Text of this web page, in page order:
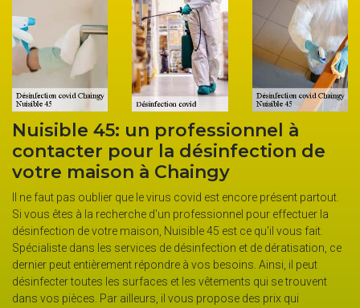
Nuisible 45: un professionnel à
contacter pour la désinfection de
votre maison à Chaingy
Il ne faut pas oublier que le virus covid est encore présent partout.
Si vous êtes à la recherche d'un professionnel pour effectuer la
désinfection de votre maison, Nuisible 45 est ce qu'il vous fait.
Spécialiste dans les services de désinfection et de dératisation, ce
dernier peut entièrement répondre à vos besoins. Ainsi, il peut
désinfecter toutes les surfaces et les vêtements qui se trouvent
dans vos pièces. Par ailleurs, il vous propose des prix qui